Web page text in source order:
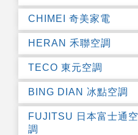
CHIMEI 奇美家電
HERAN 禾聯空調
TECO 東元空調
BING DIAN 冰點空調
FUJITSU 日本富士通空
調